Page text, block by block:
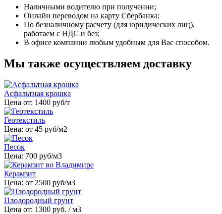
Наличными водителю при получении;
Онлайн переводом на карту Сбербанка;
По безналичному расчету (для юридических лиц),
работаем с НДС и без;
В офисе компании любым удобным для Вас способом.
Мы также осуществляем доставку
Асфальтная крошка
Цена от: 1400 руб/т
Геотекстиль
Цена: от 45 руб/м2
Песок
Цена: 700 руб/м3
Керамзит
Цена: от 2500 руб/м3
Плодородный грунт
Цена от: 1300 руб. / м3